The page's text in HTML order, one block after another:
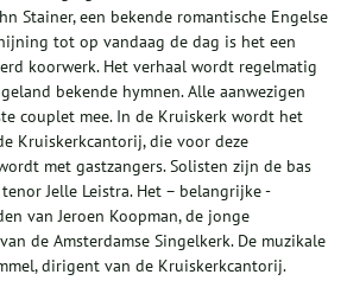
Stainer, een bekende romantische Engelse
tot op vandaag de dag is het een
koorwerk. Het verhaal wordt regelmatig
bekende hymnen. Alle aanwezigen
couplet mee. In de Kruiskerk wordt het
Kruiskerkcantorij, die voor deze
met gastzangers. Solisten zijn de bas
Jelle Leistra. Het – belangrijke -
van Jeroen Koopman, de jonge
de Amsterdamse Singelkerk. De muzikale
dirigent van de Kruiskerkcantorij.